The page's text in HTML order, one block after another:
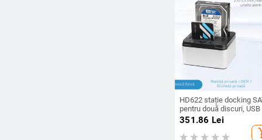
HD622 stație docking
pentru două discuri, USB
și funcție de clonare
351.86 Lei